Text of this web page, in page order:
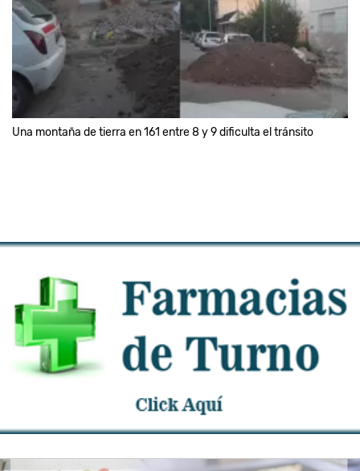
Una montaña de tierra en 161 entre 8 y 9 dificulta el tránsito